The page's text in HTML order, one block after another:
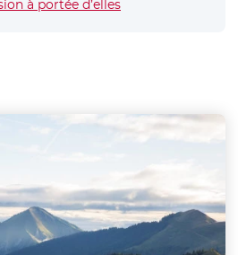
à portée d’elles- Nouvelle fenêtre